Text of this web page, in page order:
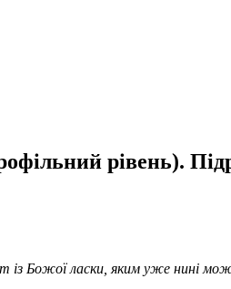
рівень).
Божої ласки, яким уже нині